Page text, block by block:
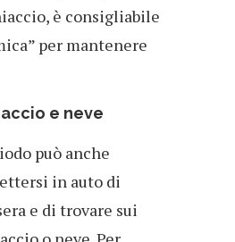
è consigliabile
per mantenere
e neve
può anche
in auto di
e di trovare sui